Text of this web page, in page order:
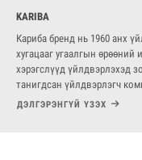
KARIBA
Кариба бренд нь 1960 анх
хугацааг угаалгын
хэрэгслүүд үйлдвэрлэхэд
танигдсан үйлдвэрлэгч
ДЭЛГЭРЭНГҮЙ ҮЗЭХ